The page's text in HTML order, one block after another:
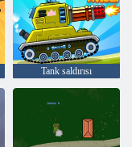
Tank saldırısı